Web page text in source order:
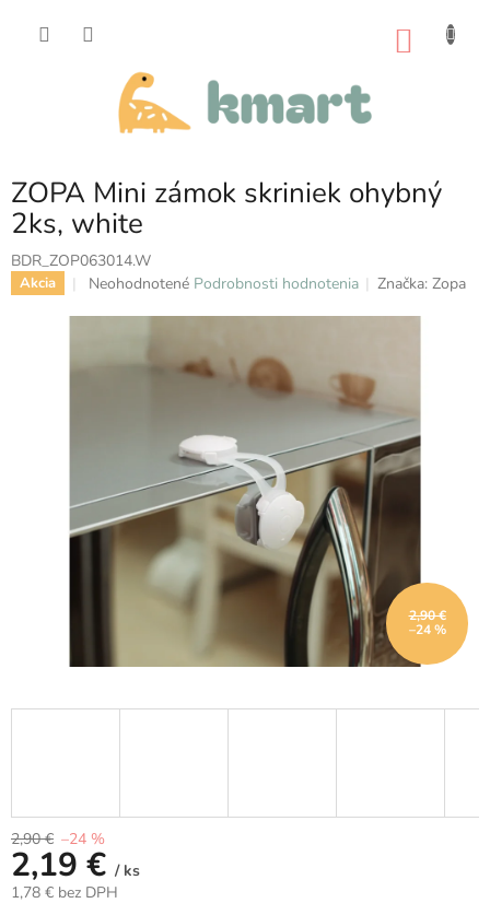
ZOPA Mini zámok skriniek ohybný
2ks, white
BDR_ZOP063014.W
Akcia
Priemerné
0,0
Neohodnotené Podrobnosti hodnotenia Značka:Zopa
2,90 €
–24 %
2,90 € –24 %
2,19 € / ks
1,78 € bez DPH